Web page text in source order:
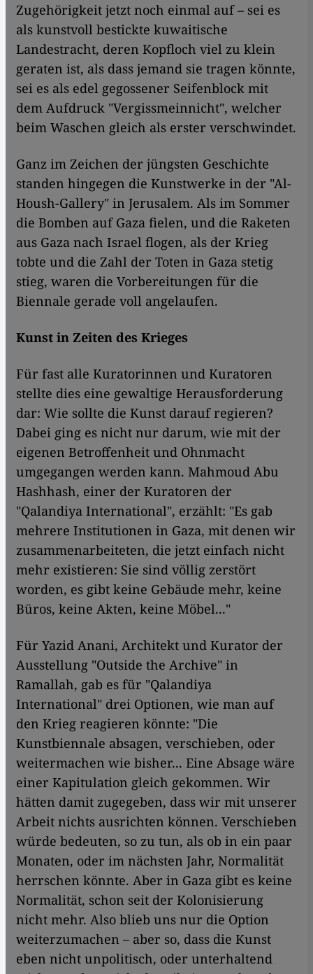
Zugehörigkeit jetzt noch einmal auf – sei es
als kunstvoll bestickte kuwaitische
Landestracht, deren Kopfloch viel zu klein
geraten ist, als dass jemand sie tragen könnte,
sei es als edel gegossener Seifenblock mit
dem Aufdruck "Vergissmeinnicht", welcher
beim Waschen gleich als erster verschwindet.
Ganz im Zeichen der jüngsten Geschichte
standen hingegen die Kunstwerke in der "Al-
Housh-Gallery" in Jerusalem. Als im Sommer
die Bomben auf Gaza fielen, und die Raketen
aus Gaza nach Israel flogen, als der Krieg
tobte und die Zahl der Toten in Gaza stetig
stieg, waren die Vorbereitungen für die
Biennale gerade voll angelaufen.
Kunst in Zeiten des Krieges
Für fast alle Kuratorinnen und Kuratoren
stellte dies eine gewaltige Herausforderung
dar: Wie sollte die Kunst darauf regieren?
Dabei ging es nicht nur darum, wie mit der
eigenen Betroffenheit und Ohnmacht
umgegangen werden kann. Mahmoud Abu
Hashhash, einer der Kuratoren der
"Qalandiya International", erzählt: "Es gab
mehrere Institutionen in Gaza, mit denen wir
zusammenarbeiteten, die jetzt einfach nicht
mehr existieren: Sie sind völlig zerstört
worden, es gibt keine Gebäude mehr, keine
Büros, keine Akten, keine Möbel..."
Für Yazid Anani, Architekt und Kurator der
Ausstellung "Outside the Archive" in
Ramallah, gab es für "Qalandiya
International" drei Optionen, wie man auf
den Krieg reagieren könnte: "Die
Kunstbiennale absagen, verschieben, oder
weitermachen wie bisher... Eine Absage wäre
einer Kapitulation gleich gekommen. Wir
hätten damit zugegeben, dass wir mit unserer
Arbeit nichts ausrichten können. Verschieben
würde bedeuten, so zu tun, als ob in ein paar
Monaten, oder im nächsten Jahr, Normalität
herrschen könnte. Aber in Gaza gibt es keine
Normalität, schon seit der Kolonisierung
nicht mehr. Also blieb uns nur die Option
weiterzumachen – aber so, dass die Kunst
eben nicht unpolitisch, oder unterhaltend